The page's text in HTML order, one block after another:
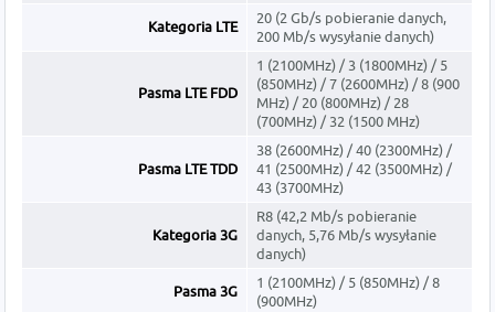
Kategoria LTE
20 (2 Gb/s pobieranie danych,
200 Mb/s wysyłanie danych)
Pasma LTE FDD
1 (2100MHz) / 3 (1800MHz) / 5
(850MHz) / 7 (2600MHz) / 8 (900
MHz) / 20 (800MHz) / 28
(700MHz) / 32 (1500 MHz)
Pasma LTE TDD
38 (2600MHz) / 40 (2300MHz) /
41 (2500MHz) / 42 (3500MHz) /
43 (3700MHz)
Kategoria 3G
R8 (42,2 Mb/s pobieranie
danych, 5,76 Mb/s wysyłanie
danych)
Pasma 3G
1 (2100MHz) / 5 (850MHz) / 8
(900MHz)